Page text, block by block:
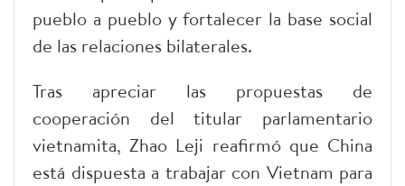
pueblo a pueblo y fortalecer la base social
de las relaciones bilaterales.
Tras apreciar las propuestas de
cooperación del titular parlamentario
vietnamita, Zhao Leji reafirmó que China
está dispuesta a trabajar con Vietnam para